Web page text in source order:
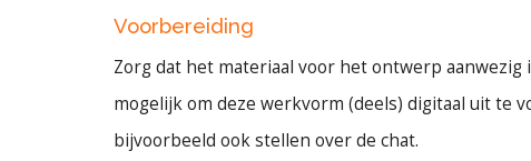
Voorbereiding
Zorg dat het materiaal voor het ontwerp
mogelijk om deze werkvorm (deels) digitaal uit te
bijvoorbeeld ook stellen over de chat.